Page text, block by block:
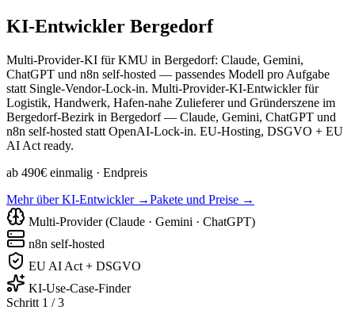
KI-Entwickler Bergedorf
Multi-Provider-KI für KMU in Bergedorf: Claude, Gemini,
ChatGPT und n8n self-hosted — passendes Modell pro Aufgabe
statt Single-Vendor-Lock-in. Multi-Provider-KI-Entwickler für
Logistik, Handwerk, Hafen-nahe Zulieferer und Gründerszene im
Bergedorf-Bezirk in Bergedorf — Claude, Gemini, ChatGPT und
n8n self-hosted statt OpenAI-Lock-in. EU-Hosting, DSGVO + EU
AI Act ready.
ab 490€ einmalig · Endpreis
Mehr über KI-Entwickler →Pakete und Preise →
Multi-Provider (Claude · Gemini · ChatGPT)
n8n self-hosted
EU AI Act + DSGVO
KI-Use-Case-Finder
Schritt 1 / 3